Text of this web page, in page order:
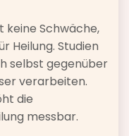
keine Schwäche,
Heilung. Studien
selbst gegenüber
verarbeiten.
die
messbar.